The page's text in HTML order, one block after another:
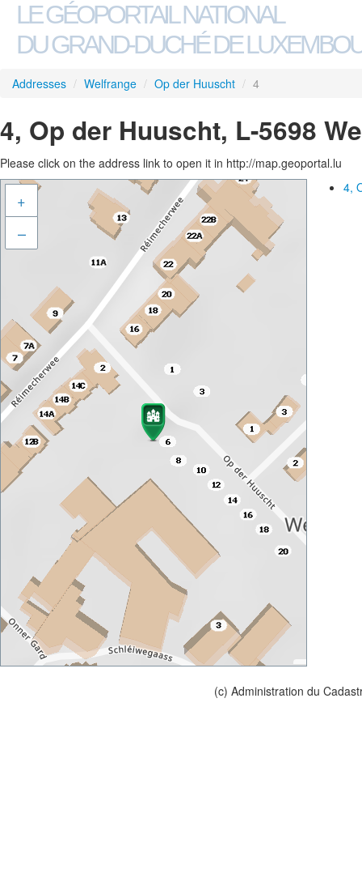
LE GÉOPORTAIL NATIONAL
DU GRAND-DUCHÉ DE
Addresses / Welfrange / Op der Huuscht / 4
4, Op der Huuscht, L-5698
Please click on the address link to open it in http://map.geoportal.lu
+
–
4,
(c) Administration du